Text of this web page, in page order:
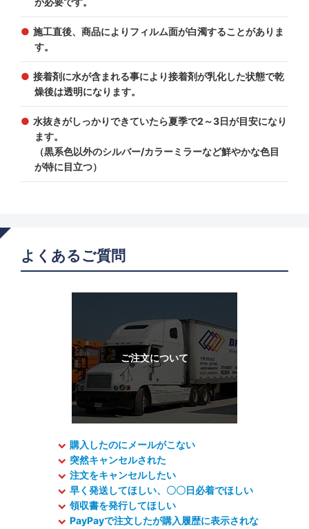
施工直後、商品によりフィルム面が白濁することがありま
す。
接着剤に水が含まれる事により接着剤が乳化した状態で乾
燥後は透明になります。
水抜きがしっかりできていたら夏季で2～3日が目安になり
ます。
（黒系色以外のシルバー/カラーミラーなど鮮やかな色目
が特に目立つ）
よくあるご質問
購入したのにメールがこない
突然キャンセルされた
注文をキャンセルしたい
早く発送してほしい、〇〇日必着でほしい
領収書を発行してほしい
PayPayで注文したが購入履歴に表示されな